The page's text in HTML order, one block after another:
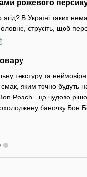
рожевого
В Україні таких
струсіть, щоб
текстуру та
яким точно будуть
Peach - це чудове
баночку Бон